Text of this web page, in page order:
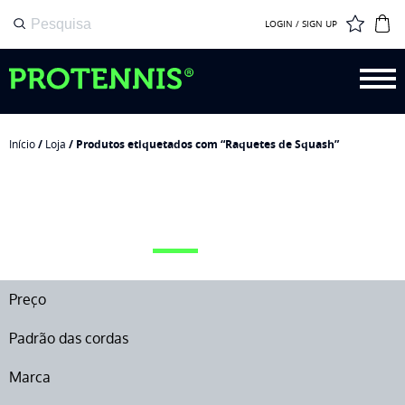
LOGIN / SIGN UP
Início/ Loja / Produtos etiquetados com “Raquetes de Squash”
Preço
Padrão das cordas
Marca